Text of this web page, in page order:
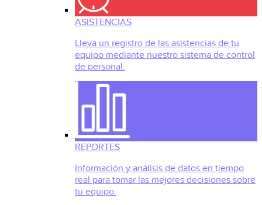
ASISTENCIAS
Lleva un registro de las asistencias de tu
equipo mediante nuestro sistema de control
de personal.
REPORTES
Información y análisis de datos en tiempo
real para tomar las mejores decisiones sobre
tu equipo.